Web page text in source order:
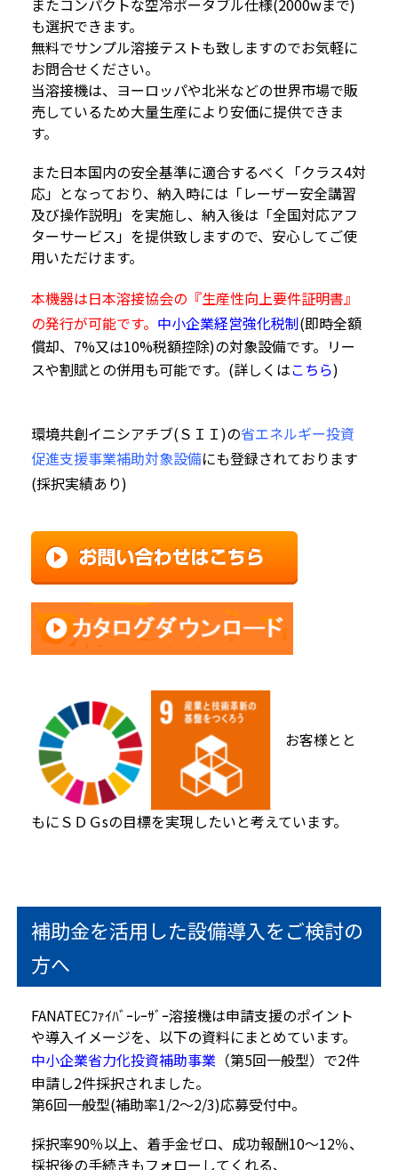
またコンパクトな空冷ポータブル仕様(2000wまで)
も選択できます。
無料でサンプル溶接テストも致しますのでお気軽に
お問合せください。
当溶接機は、ヨーロッパや北米などの世界市場で販
売しているため大量生産により安価に提供できま
す。
また日本国内の安全基準に適合するべく「クラス4対
応」となっており、納入時には「レーザー安全講習
及び操作説明」を実施し、納入後は「全国対応アフ
ターサービス」を提供致しますので、安心してご使
用いただけます。
本機器は日本溶接協会の『生産性向上要件証明書』
の発行が可能です。 中小企業経営強化税制(即時全額
償却、7%又は10%税額控除)の対象設備です。リー
スや割賦との併用も可能です。(詳しくはこちら)
環境共創イニシアチブ(ＳＩＩ)の省エネルギー投資
促進支援事業補助対象設備にも登録されております
(採択実績あり)
お客様とと
もにＳＤＧsの目標を実現したいと考えています。
補助金を活用した設備導入をご検討の
方へ
FANATECﾌｧｲﾊﾞｰﾚｰｻﾞｰ溶接機は申請支援のポイント
や導入イメージを、以下の資料にまとめています。
中小企業省力化投資補助事業 （第5回一般型）で2件
申請し2件採択されました。
第6回一般型(補助率1/2～2/3)応募受付中。
採択率90％以上、着手金ゼロ、成功報酬10～12％、
採択後の手続きもフォローしてくれる、